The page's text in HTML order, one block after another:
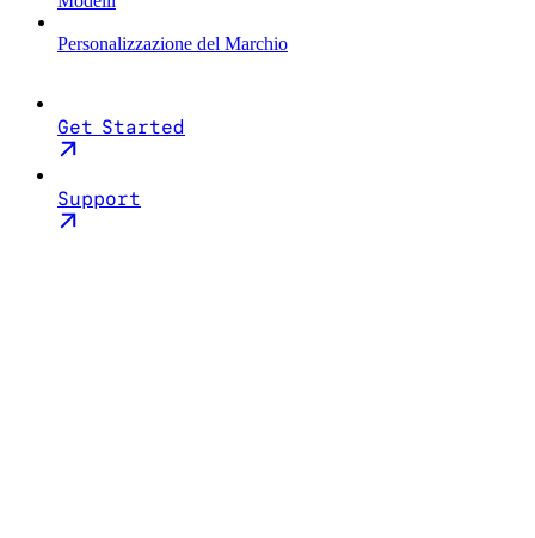
Personalizzazione del Marchio
Get Started
Support